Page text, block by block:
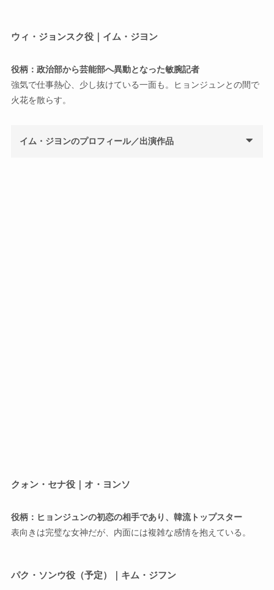
ウィ・ジョンスク役｜イム・ジヨン
役柄：政治部から芸能部へ異動となった敏腕記者
強気で仕事熱心、少し抜けている一面も。ヒョンジュンとの間で
火花を散らす。
イム・ジヨンのプロフィール／出演作品
クォン・セナ役｜オ・ヨンソ
役柄：ヒョンジュンの初恋の相手であり、韓流トップスター
表向きは完璧な女神だが、内面には複雑な感情を抱えている。
パク・ソンウ役（予定）｜キム・ジフン